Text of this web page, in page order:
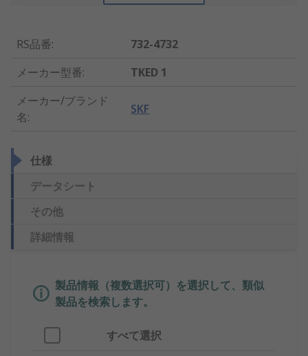
RS品番:
732-4732
メーカー型番:
TKED 1
メーカー/ブランド
名:
SKF
仕様
データシート
その他
詳細情報
製品情報（複数選択可）を選択して、類似
製品を検索します。
すべて選択